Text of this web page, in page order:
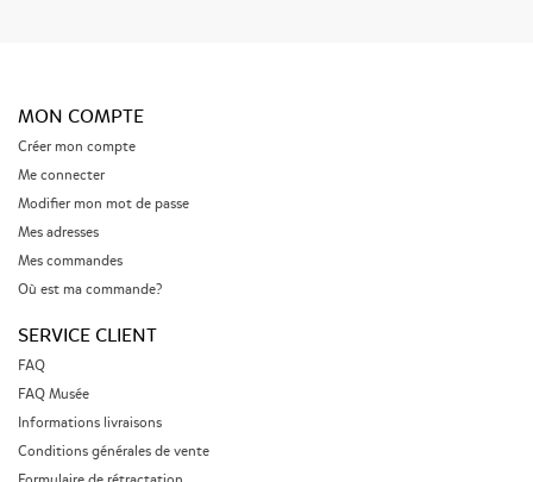
MON COMPTE
Créer mon compte
Me connecter
Modifier mon mot de passe
Mes adresses
Mes commandes
Où est ma commande?
SERVICE CLIENT
FAQ
FAQ Musée
Informations livraisons
Conditions générales de vente